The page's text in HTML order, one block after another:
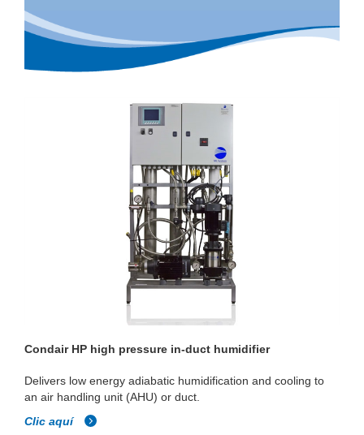
Condair HP high pressure in-duct humidifier
Delivers low energy adiabatic humidification and cooling to
an air handling unit (AHU) or duct.
Clic aquí